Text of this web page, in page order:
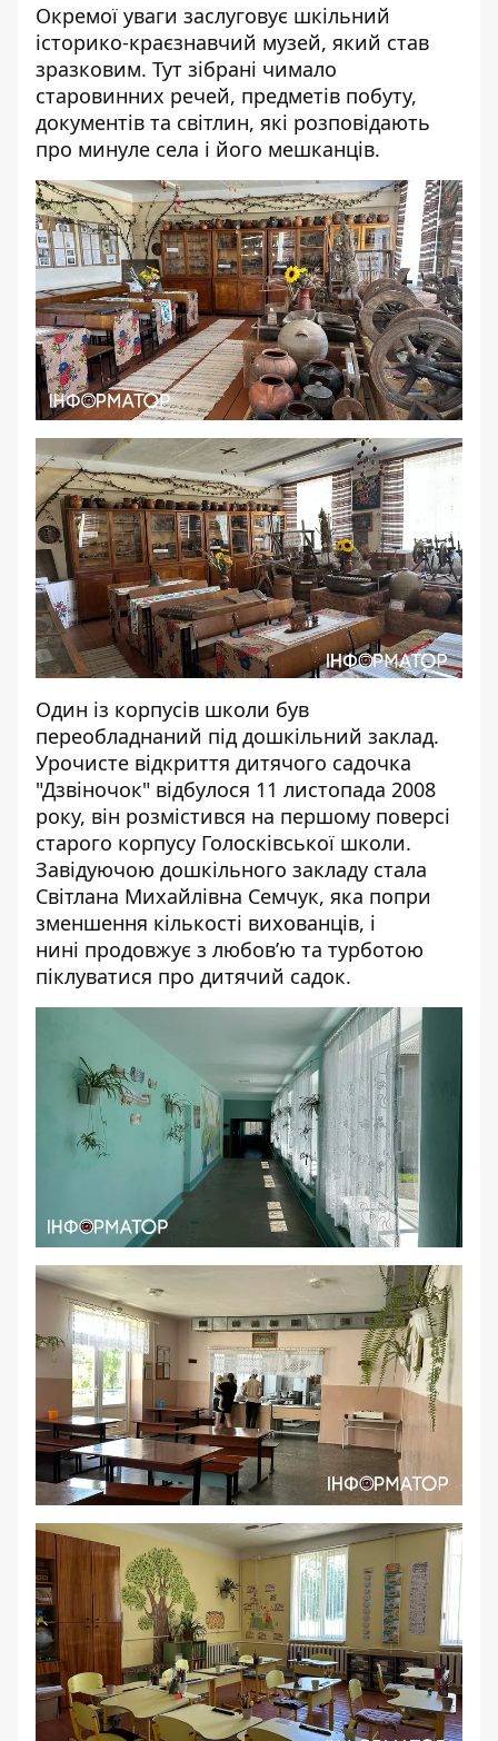
Окремої уваги заслуговує шкільний
історико-краєзнавчий музей, який став
зразковим. Тут зібрані чимало
старовинних речей, предметів побуту,
документів та світлин, які розповідають
про минуле села і його мешканців.
Один із корпусів школи був
переобладнаний під дошкільний заклад.
Урочисте відкриття дитячого садочка
"Дзвіночок" відбулося 11 листопада 2008
року, він розмістився на першому поверсі
старого корпусу Голосківської школи.
Завідуючою дошкільного закладу стала
Світлана Михайлівна Семчук, яка попри
зменшення кількості вихованців, і
нині продовжує з любов’ю та турботою
піклуватися про дитячий садок.